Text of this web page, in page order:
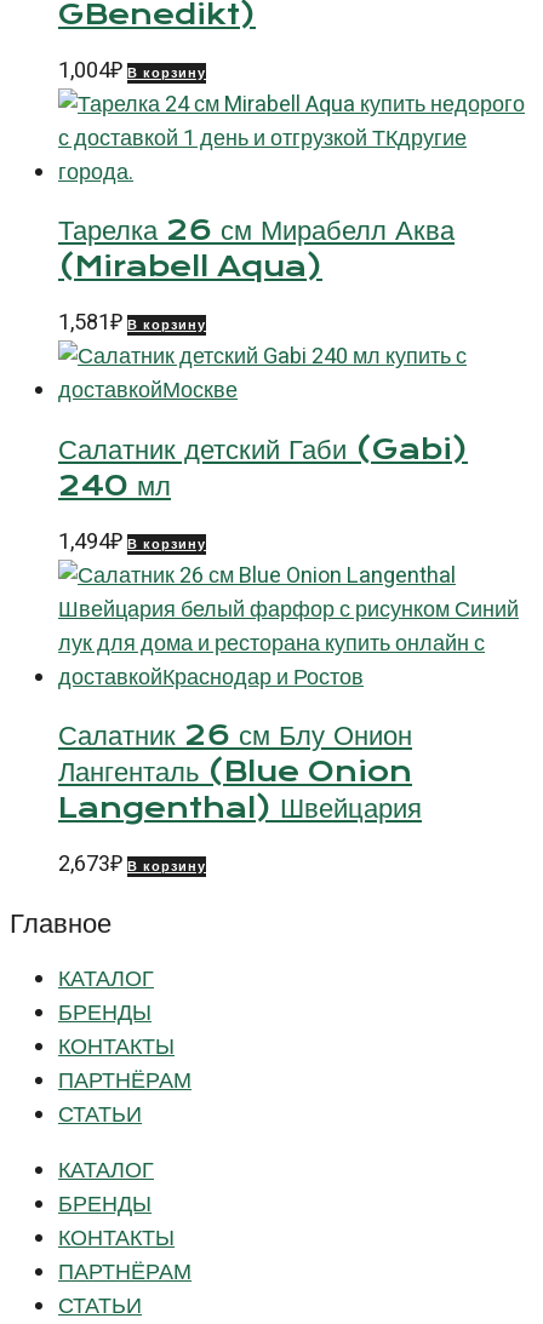
GBenedikt)
1,004₽ В корзину
Тарелка 26 см Мирабелл Аква
(Mirabell Aqua)
1,581₽ В корзину
Салатник детский Габи (Gabi)
240 мл
1,494₽ В корзину
Салатник 26 см Блу Онион
Лангенталь (Blue Onion
Langenthal) Швейцария
2,673₽ В корзину
Главное
КАТАЛОГ
БРЕНДЫ
КОНТАКТЫ
ПАРТНЁРАМ
СТАТЬИ
КАТАЛОГ
БРЕНДЫ
КОНТАКТЫ
ПАРТНЁРАМ
СТАТЬИ